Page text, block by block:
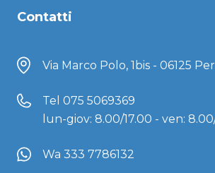
Contatti
Via Marco Polo, 1bis - 06125
Tel 075 5069369
lun-giov: 8.00/17.00 - ven:
Wa 333 7786132